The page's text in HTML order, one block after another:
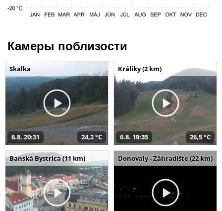
Камеры поблизости
Skalka
6.8. 20:31 24,2 °C
Králiky (2 km)
6.8. 19:35 26,5 °C
Banská Bystrica (11 km) Donovaly - Záhradište (22 km)